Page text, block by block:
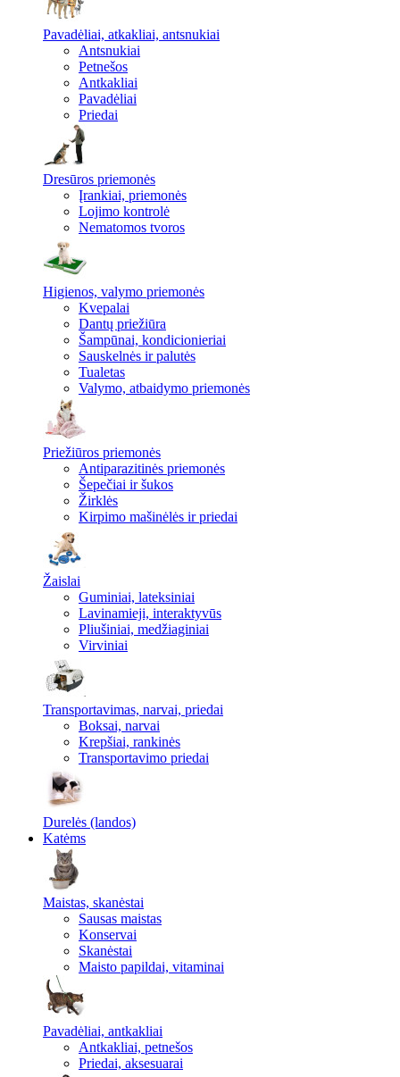
Pavadėliai, atkakliai, antsnukiai
Antsnukiai
Petnešos
Antkakliai
Pavadėliai
Priedai
Dresūros priemonės
Įrankiai, priemonės
Lojimo kontrolė
Nematomos tvoros
Higienos, valymo priemonės
Kvepalai
Dantų priežiūra
Šampūnai, kondicionieriai
Sauskelnės ir palutės
Tualetas
Valymo, atbaidymo priemonės
Priežiūros priemonės
Antiparazitinės priemonės
Šepečiai ir šukos
Žirklės
Kirpimo mašinėlės ir priedai
Žaislai
Guminiai, lateksiniai
Lavinamieji, interaktyvūs
Pliušiniai, medžiaginiai
Virviniai
Transportavimas, narvai, priedai
Boksai, narvai
Krepšiai, rankinės
Transportavimo priedai
Durelės (landos)
Katėms
Maistas, skanėstai
Sausas maistas
Konservai
Skanėstai
Maisto papildai, vitaminai
Pavadėliai, antkakliai
Antkakliai, petnešos
Priedai, aksesuarai